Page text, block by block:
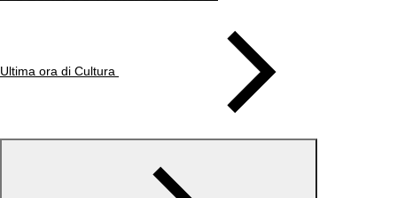
Ultima ora di Cultura